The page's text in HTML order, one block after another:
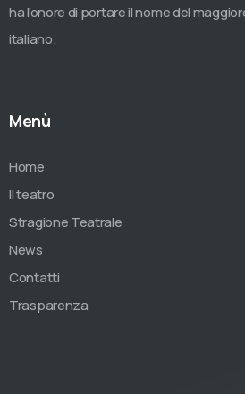
ha l’onore di portare il nome del
italiano.
Menù
Home
Il teatro
Stragione Teatrale
News
Contatti
Trasparenza